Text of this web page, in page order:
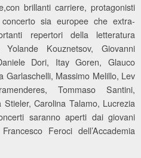
brillanti carriere, protagonisti
sia europee che extra-
repertori della letteratura
Kouznetsov, Giovanni
Dori, Itay Goren, Glauco
Garlaschelli, Massimo Melillo, Lev
Tommaso Santini,
Carolina Talamo, Lucrezia
saranno aperti dai giovani
Feroci dell’Accademia